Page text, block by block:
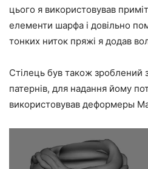
цього я використовував
елементи шарфа і довільно
тонких ниток пряжі я додав
Стілець був також
патернів, для надання йому
використовував деформеры